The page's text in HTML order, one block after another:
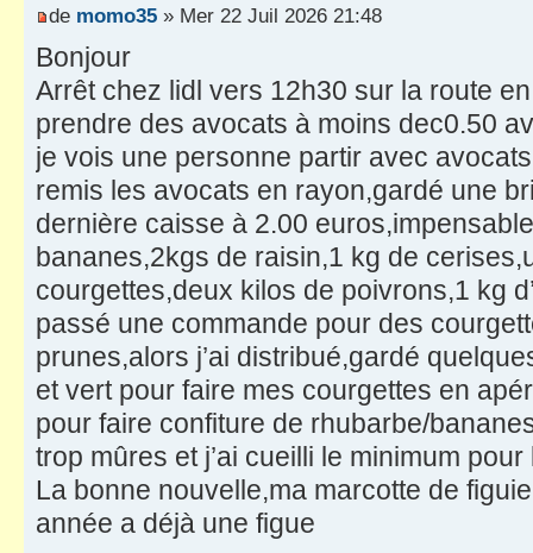
de momo35 » Mer 22 Juil 2026 21:48
Bonjour
Arrêt chez lidl vers 12h30 sur la route
prendre des avocats à moins dec0.50
je vois une personne partir avec
remis les avocats en rayon,gardé une
dernière caisse à 2.00
bananes,2kgs de raisin,1 kg de
courgettes,deux kilos de poivrons,1 kg
passé une commande pour des
prunes,alors j’ai distribué,gardé
et vert pour faire mes courgettes en
pour faire confiture de rhubarbe/
trop mûres et j’ai cueilli le minimum
La bonne nouvelle,ma marcotte de
année a déjà une figue